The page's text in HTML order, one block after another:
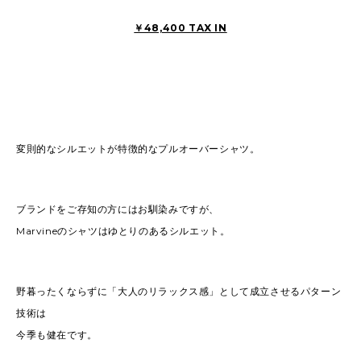
￥48,400 TAX IN
変則的なシルエットが特徴的なプルオーバーシャツ。
ブランドをご存知の方にはお馴染みですが、
Marvineのシャツはゆとりのあるシルエット。
野暮ったくならずに「大人のリラックス感」として成立させるパターン
技術は
今季も健在です。